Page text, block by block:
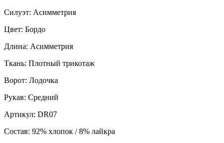
Силуэт: Асимметрия
Цвет: Бордо
Длина: Асимметрия
Ткань: Плотный трикотаж
Ворот: Лодочка
Рукав: Средний
Артикул: DR07
Состав: 92% хлопок / 8% лайкра